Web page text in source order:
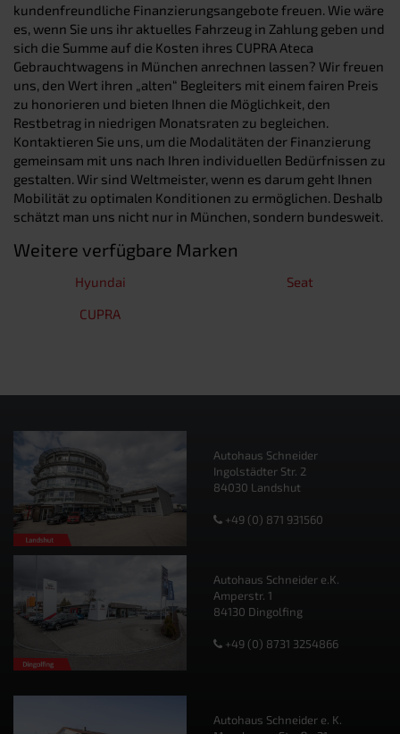
kundenfreundliche Finanzierungsangebote freuen. Wie wäre
es, wenn Sie uns ihr aktuelles Fahrzeug in Zahlung geben und
sich die Summe auf die Kosten ihres CUPRA Ateca
Gebrauchtwagens in München anrechnen lassen? Wir freuen
uns, den Wert ihren „alten“ Begleiters mit einem fairen Preis
zu honorieren und bieten Ihnen die Möglichkeit, den
Restbetrag in niedrigen Monatsraten zu begleichen.
Kontaktieren Sie uns, um die Modalitäten der Finanzierung
gemeinsam mit uns nach Ihren individuellen Bedürfnissen zu
gestalten. Wir sind Weltmeister, wenn es darum geht Ihnen
Mobilität zu optimalen Konditionen zu ermöglichen. Deshalb
schätzt man uns nicht nur in München, sondern bundesweit.
Weitere verfügbare Marken
Hyundai
Seat
CUPRA
Autohaus Schneider
Ingolstädter Str. 2
84030 Landshut
+49 (0) 871 931560
Autohaus Schneider e.K.
Amperstr. 1
84130 Dingolfing
+49 (0) 8731 3254866
Autohaus Schneider e. K.